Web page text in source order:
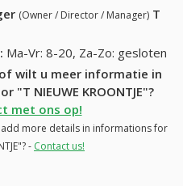
(Owner / Director / Manager) T
: Ma-Vr: 8-20, Za-Zo: gesloten
wilt u meer informatie in
NIEUWE KROONTJE"?
met ons op!
more details in informations for
- Contact us!